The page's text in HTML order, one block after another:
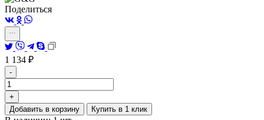
Поделиться
1 134 ₽
-
+
Добавить в корзину
Купить в 1 клик